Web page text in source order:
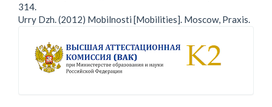
314.
Urry Dzh. (2012) Mobilnosti [Mobilities]. Moscow, Praxis.